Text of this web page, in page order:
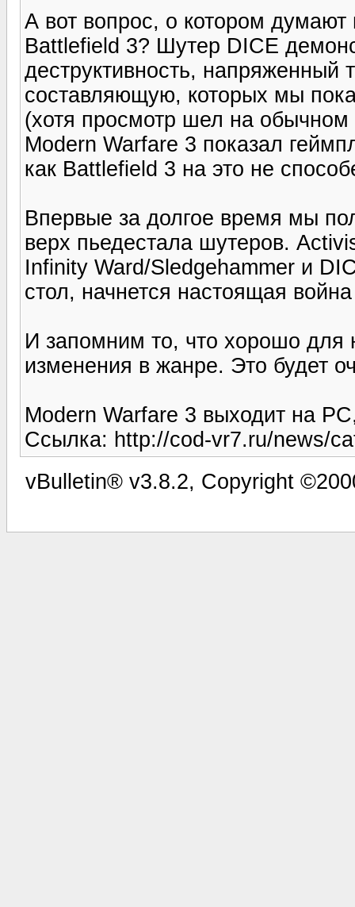
А вот вопрос, о котором думают
Battlefield 3? Шутер DICE
деструктивность,
составляющую, которых мы
(хотя просмотр шел на
Modern Warfare 3 показал
как Battlefield 3 на это не
Впервые за долгое время мы
верх пьедестала шутеров.
Infinity Ward/Sledgehammer и
стол, начнется настоящая
И запомним то, что хорошо для
изменения в жанре. Это будет
Modern Warfare 3 выходит на
Ссылка: http://cod-vr7.ru/news/
vBulletin® v3.8.2, Copyright